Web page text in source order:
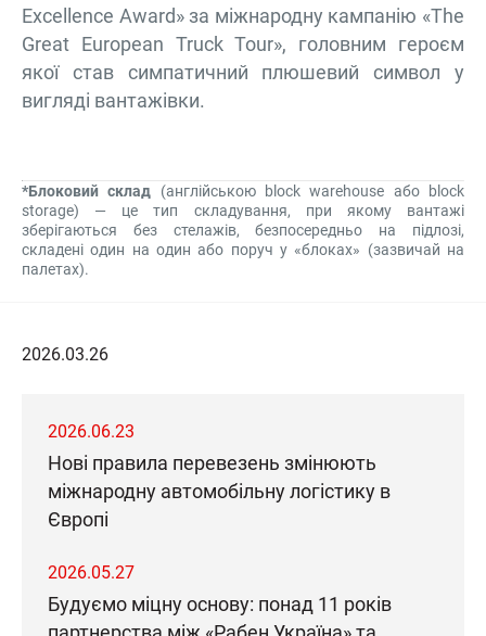
Excellence Award» за міжнародну кампанію «The
Great European Truck Tour», головним героєм
якої став симпатичний плюшевий символ у
вигляді вантажівки.
*Блоковий склад (англійською block warehouse або block
storage) — це тип складування, при якому вантажі
зберігаються без стелажів, безпосередньо на підлозі,
складені один на один або поруч у «блоках» (зазвичай на
палетах).
2026.03.26
2026.06.23
Нові правила перевезень змінюють
міжнародну автомобільну логістику в
Європі
2026.05.27
Будуємо міцну основу: понад 11 років